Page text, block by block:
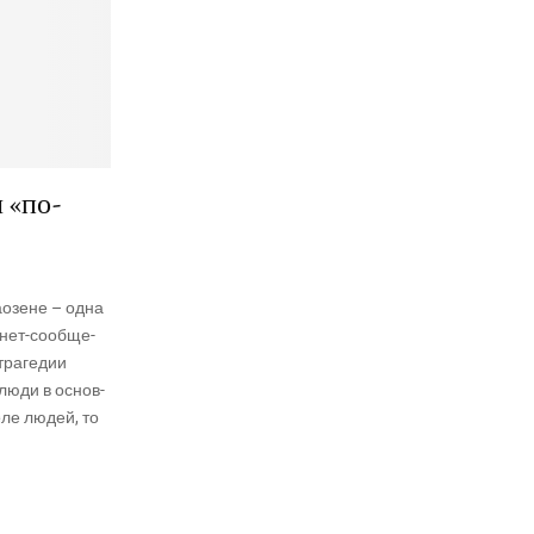
«по-
– одна
сооб­ще­
в основ­
людей, то